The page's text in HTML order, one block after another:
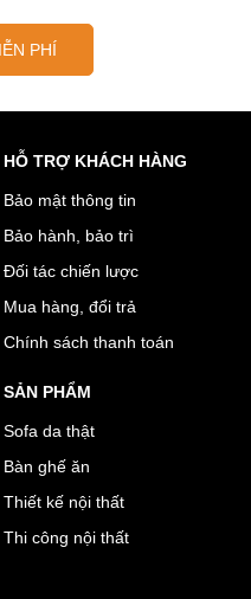
PHÍ
HỖ TRỢ KHÁCH HÀNG
Bảo mật thông tin
Bảo hành, bảo trì
Đối tác chiến lược
Mua hàng, đổi trả
Chính sách thanh toán
SẢN PHẨM
Sofa da thật
Bàn ghế ăn
Thiết kế nội thất
Thi công nội thất